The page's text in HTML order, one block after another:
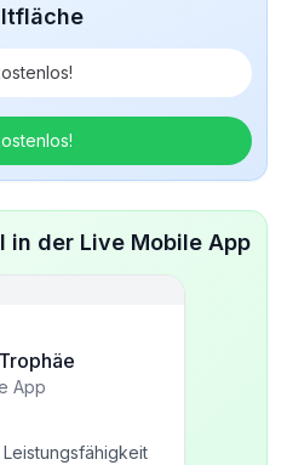
in der Live Mobile App
App